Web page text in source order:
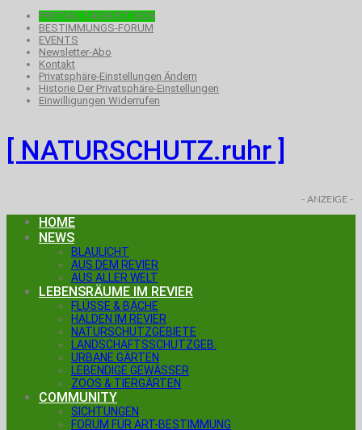
FREITAG, 7.AUGUST 2026
BESTIMMUNGS-FORUM
EVENTS
Newsletter-Abo
Kontakt
Privatsphäre-Einstellungen Ändern
Historie Der Privatsphäre-Einstellungen
Einwilligungen Widerrufen
[ NATURSCHUTZ.ruhr ]
- ANZEIGE -
HOME
NEWS
BLAULICHT
AUS DEM REVIER
AUS ALLER WELT
LEBENSRÄUME IM REVIER
FLÜSSE & BÄCHE
HALDEN IM REVIER
NATURSCHUTZGEBIETE
LANDSCHAFTSSCHUTZGEB.
URBANE GÄRTEN
LEBENDIGE GEWÄSSER
ZOOS & TIERGÄRTEN
COMMUNITY
SICHTUNGEN
FORUM FÜR ART-BESTIMMUNG